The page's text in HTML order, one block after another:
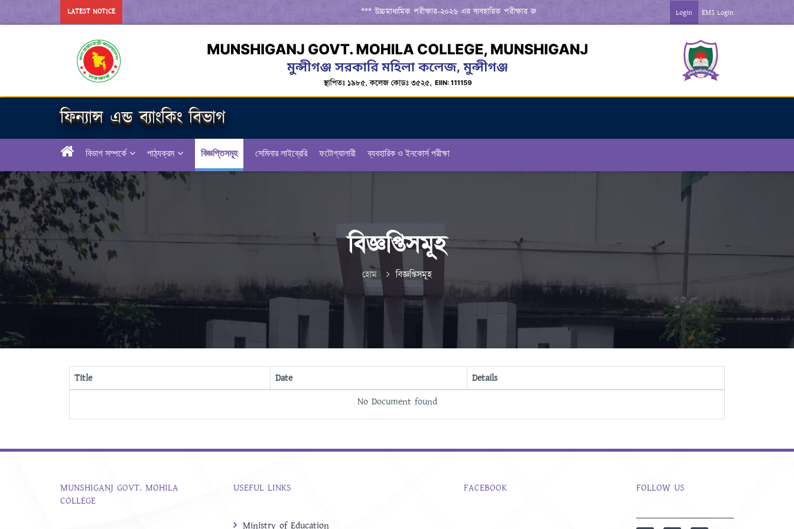
LATEST NOTICE *** উচ্চমাধ্যমিক পরীক্ষার-২০২৬ এর ব্যবহারিক পরীক্ষার রুটিন *** *** জুলাই গণঅভ্যতা দিবস-২০২৬ উপলক্ষে বিজ্ঞপ্তি ***
Login EMS Login
ফিন্যান্স এন্ড ব্যাংকিং বিভাগ
বিভাগ সম্পর্কে পাঠ্যক্রম বিজ্ঞপ্তিসমূহ সেমিনার লাইব্রেরি ফটোগ্যালারী ব্যবহারিক ও ইনকোর্স পরীক্ষা
বিজ্ঞপ্তিসমূহ
হোম বিজ্ঞপ্তিসমূহ
Title Date
Details
No Document found
MUNSHIGANJ GOVT. MOHILA
COLLEGE
USEFUL LINKS
Ministry of Education
FACEBOOK FOLLOW US